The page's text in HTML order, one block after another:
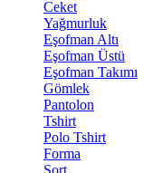
Ceket
Yağmurluk
Eşofman Altı
Eşofman Üstü
Eşofman Takımı
Gömlek
Pantolon
Tshirt
Polo Tshirt
Forma
Şort